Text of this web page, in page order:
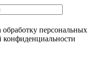
персональных
конфиденциальности